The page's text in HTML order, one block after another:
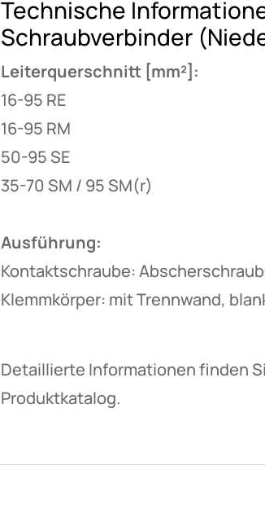
Technische
Schraubverbinder
Leiterquerschnitt [mm²]:
16-95 RE
16-95 RM
50-95 SE
35-70 SM / 95 SM(r)
Ausführung:
Kontaktschraube:
Klemmkörper: mit Trennwand,
Detaillierte Informationen finden
Produktkatalog.